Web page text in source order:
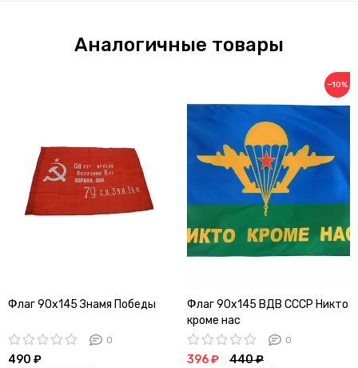
Аналогичные товары
Флаг 90х145 Знамя Победы
0
490 ₽
−10%
Флаг 90х145 ВДВ СССР Никто
кроме нас
0
396 ₽ 440 ₽